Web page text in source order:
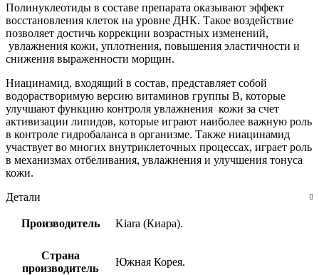
Полинуклеотиды в составе препарата оказывают эффект
восстановления клеток на уровне ДНК. Такое воздействие
позволяет достичь коррекции возрастных изменений,
увлажнения кожи, уплотнения, повышения эластичности и
снижения выраженности морщин.
Ниацинамид, входящий в состав, представляет собой
водорастворимую версию витаминов группы В, которые
улучшают функцию контроля увлажнения кожи за счет
активизации липидов, которые играют наиболее важную роль
в контроле гидробаланса в организме. Также ниацинамид
участвует во многих внутриклеточных процессах, играет роль
в механизмах отбеливания, увлажнения и улучшения тонуса
кожи.
Детали
Производитель Kiara (Киара).
Страна
производитель
Южная Корея.